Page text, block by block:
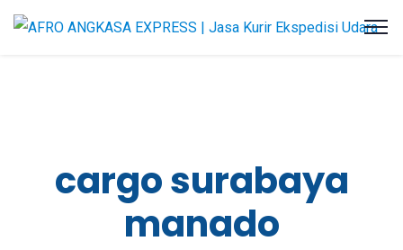
cargo surabaya
manado